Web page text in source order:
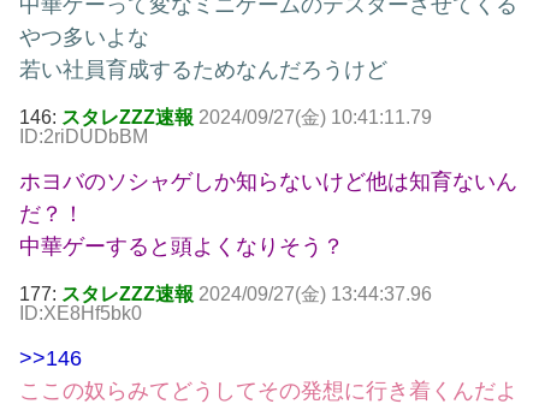
やつ多いよな
若い社員育成するためなんだろうけど
146: スタレZZZ速報 2024/09/27(金) 10:41:11.79
ID:2riDUDbBM
ホヨバのソシャゲしか知らないけど他は知育ないん
だ？！
中華ゲーすると頭よくなりそう？
177: スタレZZZ速報 2024/09/27(金) 13:44:37.96
ID:XE8Hf5bk0
>>146
ここの奴らみてどうしてその発想に行き着くんだよ